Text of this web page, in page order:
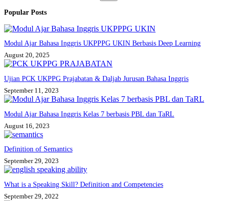
results
Popular Posts
Modul Ajar Bahasa Inggris UKPPPG UKIN Berbasis Deep Learning
August 20, 2025
Ujian PCK UKPPG Prajabatan & Daljab Jurusan Bahasa Inggris
September 11, 2023
Modul Ajar Bahasa Inggris Kelas 7 berbasis PBL dan TaRL
August 16, 2023
Definition of Semantics
September 29, 2023
What is a Speaking Skill? Definition and Competencies
September 29, 2022